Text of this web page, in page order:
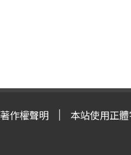
著作權聲明 本站使用正